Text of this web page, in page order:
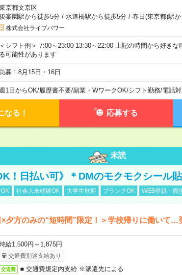
京都文京区
楽園駅から徒歩5分/ 水道橋駅から徒歩5分/ 春日(東京都)駅
株式会社ライブパワー
＜シフト例＞ 7:00～23:00 13:30～22:00 上記の時間から好き
る可能性があります
募！8月15日・16日
1日からOK/履歴書不要/副業・WワークOK/シフト勤務/電話
なる！ 応募する
未読
！日払い可》＊DMのモクモクシール
社会人未経験OK 大学生歓迎 ブランクOK WEB登録・面
×夕方のみの“短時間”限定！＞学校帰りに働いて…
給1,500円～1,875円
交通費別途支給あり
交通費 ■ 交通費規定内支給 ※派遣先による